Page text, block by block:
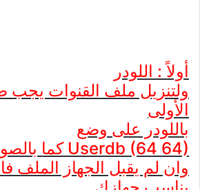
أولاً : اللودر
ولتنزيل ملف القنوات يجب
الأولى
باللودر على وضع
Userdb (64 64) كما بالصورة
وان لم يقبل الجهاز الملف